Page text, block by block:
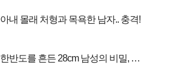
아내 몰래 처형과 목욕한 남자.. 충격!
한반도를 흔든 28cm 남성의 비밀, 매